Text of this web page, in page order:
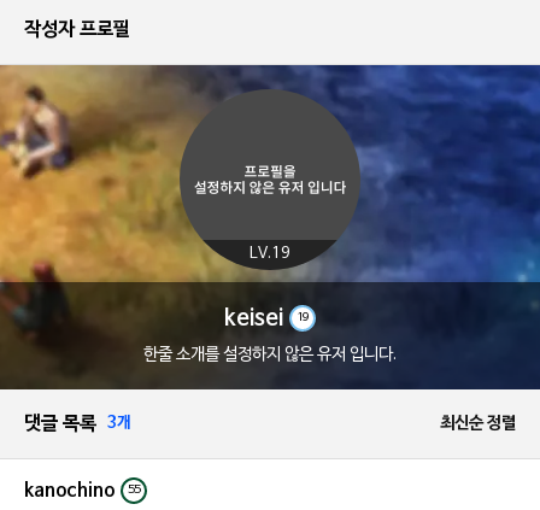
작성자 프로필
LV.19
keisei 19
한줄 소개를 설정하지 않은 유저 입니다.
댓글 목록 3개 최신순 정렬
kanochino 55